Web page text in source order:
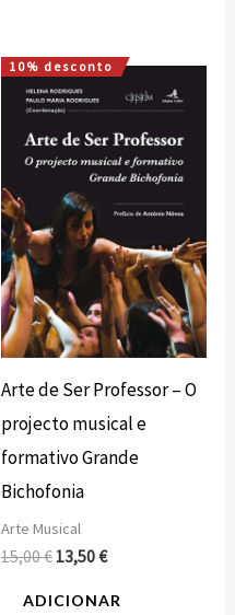
10% desconto
Arte de Ser Professor – O
projecto musical e
formativo Grande
Bichofonia
Arte Musical
15,00€
O
preço
original
era:
15,00 €.
13,50€
O
preço
atual
é:
13,50 €.
ADICIONAR